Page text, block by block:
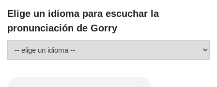
Elige un idioma para escuchar la
pronunciación de Gorry